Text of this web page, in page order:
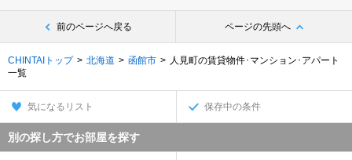
前のページへ戻る ページの先頭へ
CHINTAIトップ 北海道 函館市
人見町の賃貸物件･マンション･アパート
一覧
気になるリスト 保存中の条件
別の探し方でお部屋を探す